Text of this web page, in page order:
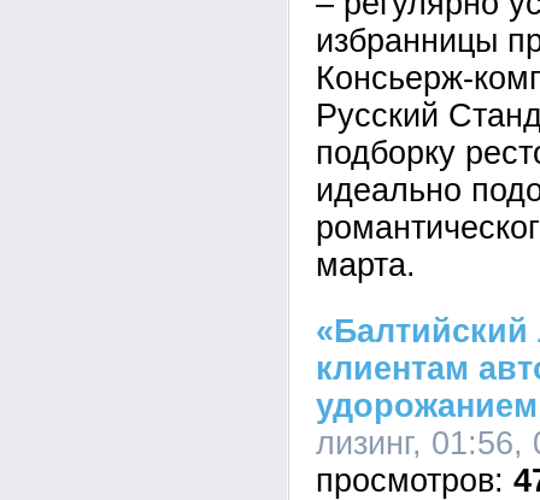
избранницы
Консьерж-
Русский
подборку
идеально
марта.
«Балтийский
клиентам
удорожанием
лизинг, 01:56,